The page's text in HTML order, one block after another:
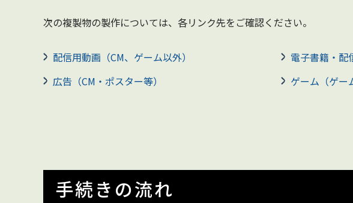
次の複製物の製作については、各リンク先をご確認ください。
配信用動画（CM、ゲーム以外） 電子書籍・配
広告（CM・ポスター等）
ゲーム（ゲー
手続きの流れ